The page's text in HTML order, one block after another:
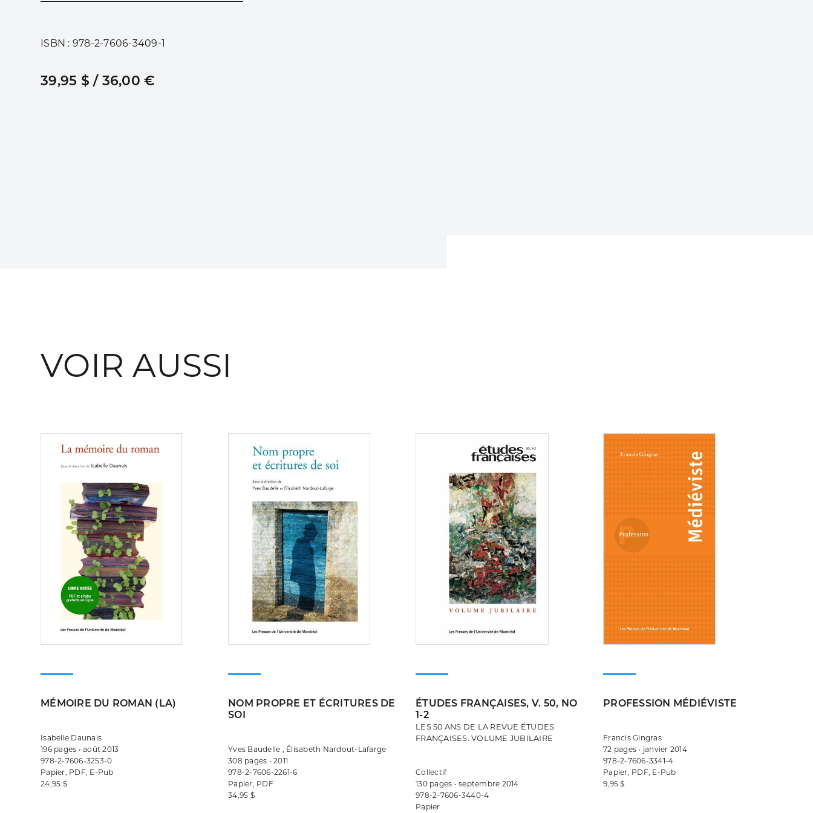
ISBN : 978-2-7606-3409-1
39,95 $ / 36,00 €
VOIR AUSSI
MÉMOIRE DU ROMAN (LA)
Isabelle Daunais
196 pages • août 2013
978-2-7606-3253-0
Papier, PDF, E-Pub
24,95 $
NOM PROPRE ET ÉCRITURES DE
SOI
Yves Baudelle , Élisabeth Nardout-Lafarge
308 pages • 2011
978-2-7606-2261-6
Papier, PDF
34,95 $
ÉTUDES FRANÇAISES, V. 50, NO
1-2
LES 50 ANS DE LA REVUE ÉTUDES
FRANÇAISES. VOLUME JUBILAIRE
Collectif
130 pages • septembre 2014
978-2-7606-3440-4
Papier
PROFESSION MÉDIÉVISTE
Francis Gingras
72 pages • janvier 2014
978-2-7606-3341-4
Papier, PDF, E-Pub
9,95 $